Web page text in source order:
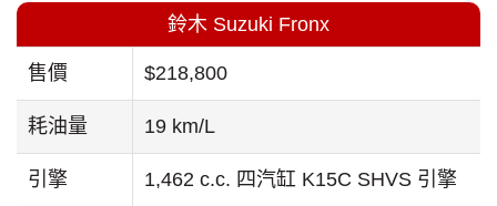
鈴木 Suzuki Fronx
售價 $218,800
耗油量 19 km/L
引擎 1,462 c.c. 四汽缸 K15C SHVS 引擎